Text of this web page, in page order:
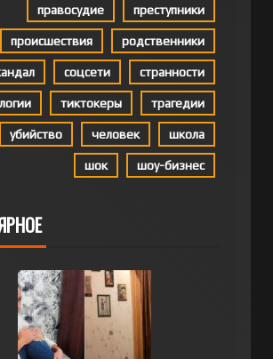
правосудие преступники
происшествия родственники
соцсети странности
тиктокеры трагедии
убийство человек школа
шок шоу-бизнес